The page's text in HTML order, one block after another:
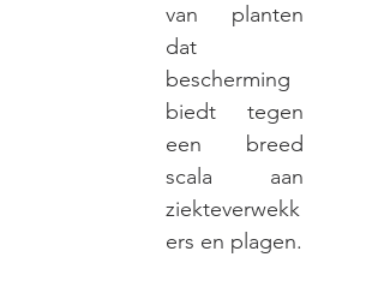
van planten
dat
bescherming
biedt tegen
een breed
scala aan
ziekteverwekk
ers en plagen.